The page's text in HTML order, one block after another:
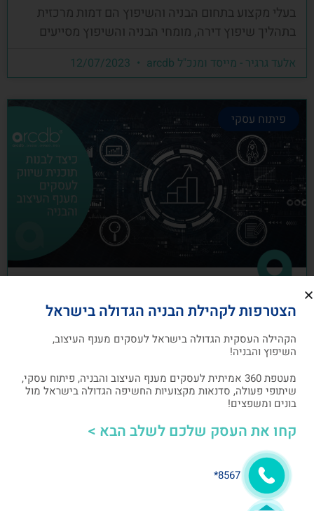
בעלי מקצוע בתחום הבניה והשיפוץ הם דמות מרכזית
בתהליך שיפוץ דירה, מומחי הבניה והשיפוץ מסייעים
אלעד גרגיר - מייסד ומנכ"ל arcdb
פיתוח עסקי
כיצד לבנות תוכנית שיווק לעסקים מענף
העיצוב והבניה
תוכנית שיווק הנה תוכנית כתובה, המהווה מפת דרכים
אלעד גרגיר - מייסד ומנכ"ל arcdb 05/07/2023
בניית קהילה ושיתופי פעולה
הצטרפות לקהילת הבניה הגדולה בישראל
הקהילה העסקית הגדולה בישראל לעסקים מענף העיצוב,
השיפוץ והבניה!
מעטפת 360 אמיתית לעסקים מענף העיצוב והבניה, פיתוח עסקי,
שיתופי פעולה, סדנאות מקצועיות החשיפה הגדולה בישראל מול
בונים ומשפצים!
קחו את העסק שלכם לשלב הבא >
8567*